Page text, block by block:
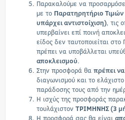
Παρακαλούμε να
με το Παρατηρητήριο
υπάρχει αντιστοίχιση), τις
υπερβαίνει επί ποινή
είδος δεν ταυτοποιείται
πρέπει να υποβάλλεται
αποκλεισμού.
Στην προσφορά θα πρέπει
διαγωνισμού και το
παράδοσης τους από την
Η ισχύς της προσφοράς
τουλάχιστον ΤΡΙΜΗΝΗΣ (3
Η προσφορά σας θα είναι